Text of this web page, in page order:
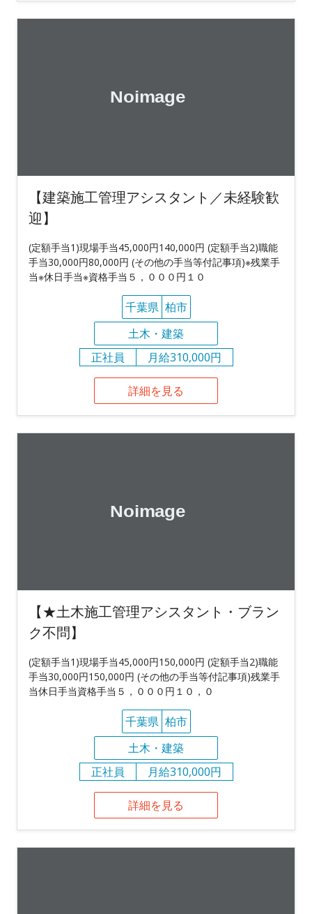
【建築施工管理アシスタント／未経験歓
迎】
(定額手当1)現場手当45,000円140,000円 (定額手当2)職能
手当30,000円80,000円 (その他の手当等付記事項)※残業手
当※休日手当※資格手当５，０００円１０
千葉県 柏市
土木・建築
正社員
月給310,000円
詳細を見る
【★土木施工管理アシスタント・ブラン
ク不問】
(定額手当1)現場手当45,000円150,000円 (定額手当2)職能
手当30,000円150,000円 (その他の手当等付記事項)残業手
当休日手当資格手当５，０００円１０，０
千葉県 柏市
土木・建築
正社員
月給310,000円
詳細を見る